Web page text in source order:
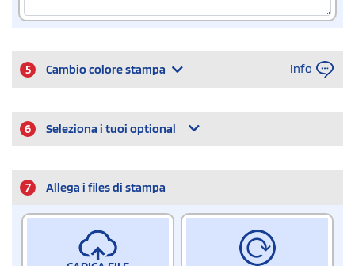
5 Cambio colore stampa Info
6 Seleziona i tuoi optional
7 Allega i files di stampa